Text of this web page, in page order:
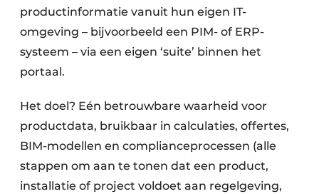
productinformatie vanuit hun eigen IT-
omgeving – bijvoorbeeld een PIM- of ERP-
systeem – via een eigen ‘suite’ binnen het
portaal.
Het doel? Eén betrouwbare waarheid voor
productdata, bruikbaar in calculaties, offertes,
BIM-modellen en complianceprocessen (alle
stappen om aan te tonen dat een product,
installatie of project voldoet aan regelgeving,